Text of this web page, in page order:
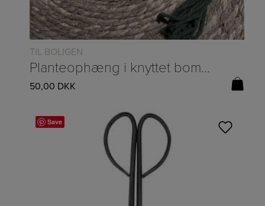
TIL BOLIGEN
Planteophæng i knyttet bomuld, grøn – L:80cm
50,00 DKK
Save